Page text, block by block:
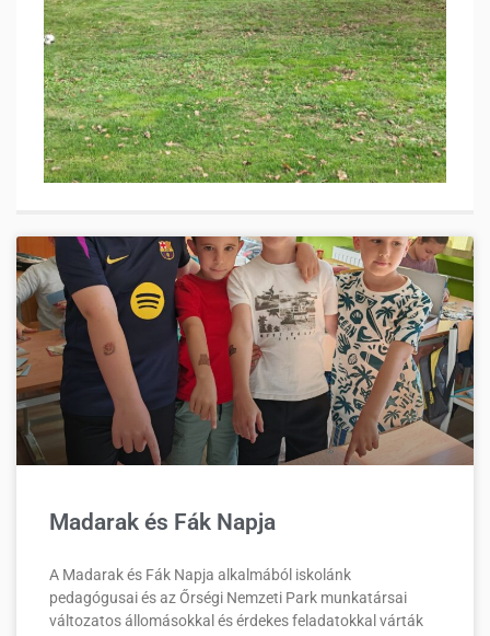
Madarak és Fák Napja
A Madarak és Fák Napja alkalmából iskolánk
pedagógusai és az Őrségi Nemzeti Park munkatársai
változatos állomásokkal és érdekes feladatokkal várták